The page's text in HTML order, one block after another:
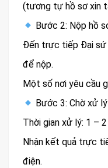
(tương tự hồ sơ xin
Bước 2: Nộp hồ
Đến trực tiếp Đại sứ
để nộp.
Một số nơi yêu cầu
Bước 3: Chờ xử
Thời gian xử lý: 1 –
Nhận kết quả trực
điện.